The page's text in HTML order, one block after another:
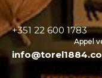
+351 22 600 1783
Appel